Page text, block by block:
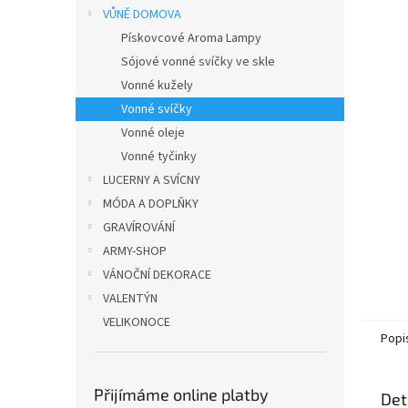
VŮNĚ DOMOVA
Pískovcové Aroma Lampy
Sójové vonné svíčky ve skle
Vonné kužely
Vonné svíčky
Vonné oleje
Vonné tyčinky
LUCERNY A SVÍCNY
MÓDA A DOPLŇKY
GRAVÍROVÁNÍ
ARMY-SHOP
VÁNOČNÍ DEKORACE
VALENTÝN
VELIKONOCE
Přijímáme online platby